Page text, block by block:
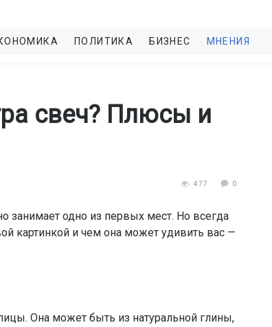
ПОЛИТИКА БИЗНЕС МНЕНИЯ
свеч? Плюсы и
477 0
занимает одно из первых мест. Но всегда
картинкой и чем она может удивить вас —
Она может быть из натуральной глины,